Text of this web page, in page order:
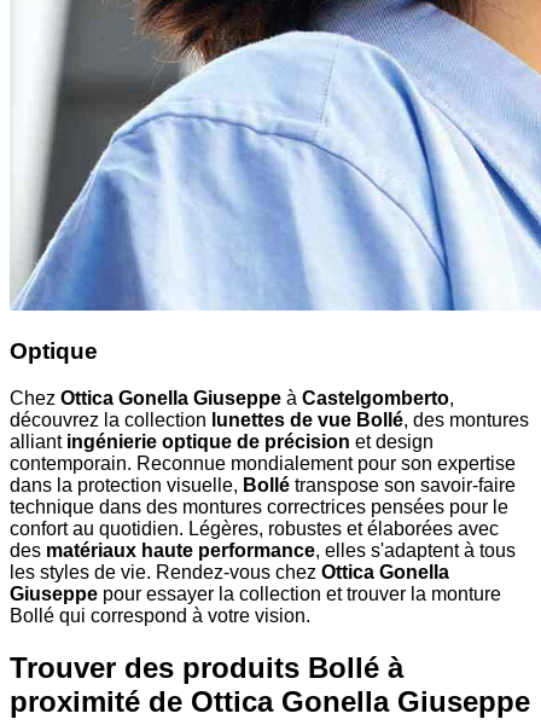
Optique
Chez Ottica Gonella Giuseppe à Castelgomberto,
découvrez la collection lunettes de vue Bollé, des montures
alliant ingénierie optique de précision et design
contemporain. Reconnue mondialement pour son expertise
dans la protection visuelle, Bollé transpose son savoir-faire
technique dans des montures correctrices pensées pour le
confort au quotidien. Légères, robustes et élaborées avec
des matériaux haute performance, elles s'adaptent à tous
les styles de vie. Rendez-vous chez Ottica Gonella
Giuseppe pour essayer la collection et trouver la monture
Bollé qui correspond à votre vision.
Trouver des produits Bollé à
proximité de Ottica Gonella Giuseppe